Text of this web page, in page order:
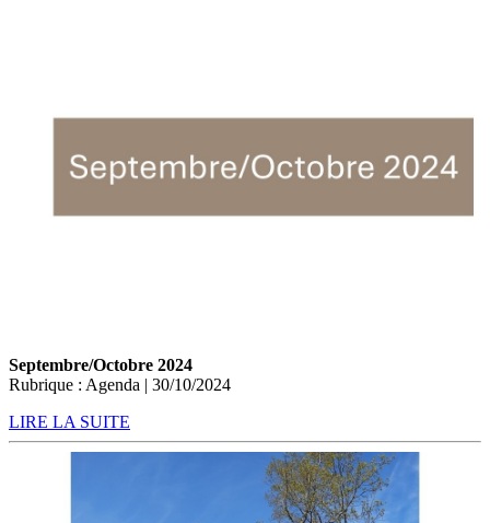
Septembre/Octobre 2024
Rubrique : Agenda | 30/10/2024
LIRE LA SUITE